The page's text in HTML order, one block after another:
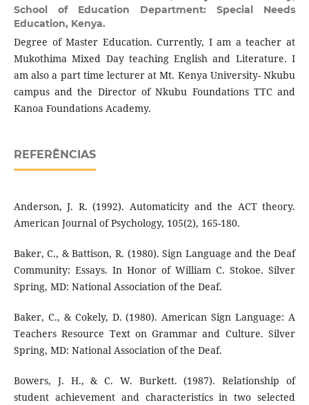
School of Education Department: Special Needs
Education, Kenya.
Degree of Master Education. Currently, I am a teacher at
Mukothima Mixed Day teaching English and Literature. I
am also a part time lecturer at Mt. Kenya University- Nkubu
campus and the Director of Nkubu Foundations TTC and
Kanoa Foundations Academy.
REFERÊNCIAS
Anderson, J. R. (1992). Automaticity and the ACT theory.
American Journal of Psychology, 105(2), 165-180.
Baker, C., & Battison, R. (1980). Sign Language and the Deaf
Community: Essays. In Honor of William C. Stokoe. Silver
Spring, MD: National Association of the Deaf.
Baker, C., & Cokely, D. (1980). American Sign Language: A
Teachers Resource Text on Grammar and Culture. Silver
Spring, MD: National Association of the Deaf.
Bowers, J. H., & C. W. Burkett. (1987). Relationship of
student achievement and characteristics in two selected